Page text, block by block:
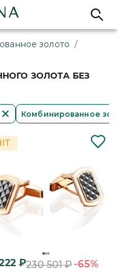
золото /
ЗОЛОТА БЕЗ
Комбинированное
₽230 501₽-65%